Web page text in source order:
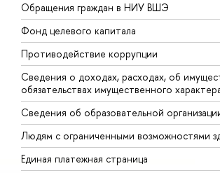
Обращения граждан в НИУ ВШЭ
Фонд целевого капитала
Противодействие коррупции
Сведения о доходах, расходах, об
обязательствах имущественного
Сведения об образовательной
Людям с ограниченными возможностями
Единая платежная страница